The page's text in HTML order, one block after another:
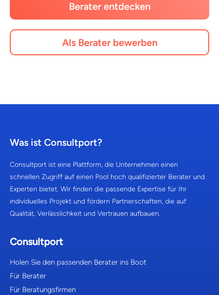
Berater entdecken
Als Berater bewerben
Was ist Consultport?
Consultport ist eine Plattform, die Unternehmen einen
schnellen Zugriff auf einen Pool hoch qualifizierter Berater und
Experten bietet. Wir finden die passende Expertise für Ihr
individuelles Projekt und fördern Partnerschaften, die auf
Qualität, Verlässlichkeit und Vertrauen aufbauen.
Consultport
Holen Sie den passenden Berater ins Boot
Für Berater
Für Beratungsfirmen